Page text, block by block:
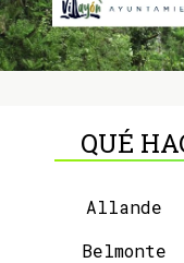
QUÉ
Allande
Belmonte